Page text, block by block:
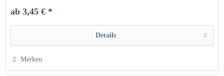
ab 3,45 € *
Details
Merken